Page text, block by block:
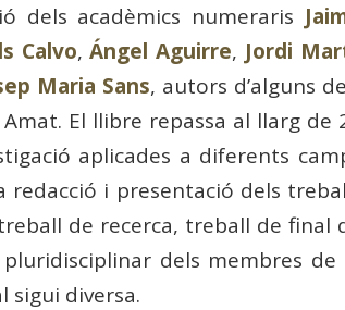
dels acadèmics numeraris
Calvo,Ángel Aguirre, Jordi
Maria Sans, autors d’alguns
El llibre repassa al llarg de
aplicades a diferents
redacció i presentació dels
de recerca, treball de final
dels membres de
sigui diversa.